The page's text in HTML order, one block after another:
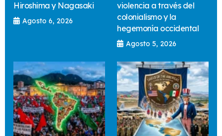
Hiroshima y Nagasaki
Agosto 6, 2026
violencia a través del
colonialismo y la
hegemonía occidental
Agosto 5, 2026